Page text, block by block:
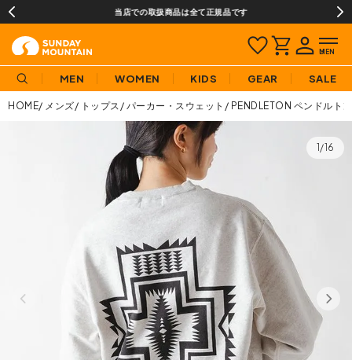
当店での取扱商品は全て正規品です
MEN WOMEN KIDS GEAR SALE
HOME メンズ トップス パーカー・スウェット PENDLETON ペンドルト
1/16